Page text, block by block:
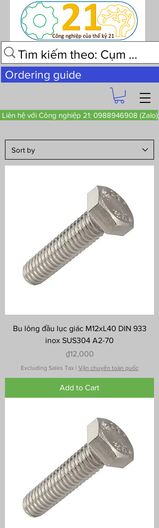
Ordering guide
Liên hệ với Công nghiệp 21: 0988946908 (Zalo)
Bu lông đầu lục giác M12xL40 DIN 933
inox SUS304 A2-70
Price
₫12,000
Excluding Sales Tax| Vận chuyển toàn quốc
Add to Cart